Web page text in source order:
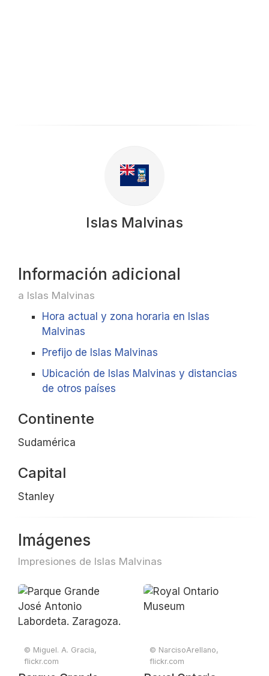
Islas Malvinas
Información adicional
a Islas Malvinas
Hora actual y zona horaria en Islas
Malvinas
Prefijo de Islas Malvinas
Ubicación de Islas Malvinas y distancias
de otros países
Continente
Sudamérica
Capital
Stanley
Imágenes
Impresiones de Islas Malvinas
© Miguel. A. Gracia,
flickr.com
© NarcisoArellano,
flickr.com